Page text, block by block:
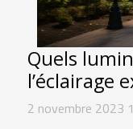
Quels
l’éclairage
2 novembre 2023